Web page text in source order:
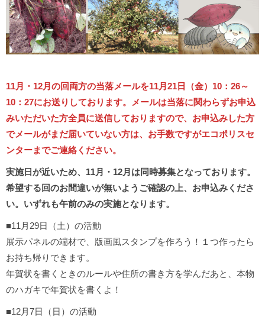
11月・12月の回両方の当落メールを11月21日（金）10：26～
10：27にお送りしております。
メールは当落に関わらずお申込
みいただいた方全員に送信しておりますので、お申込みした方
でメールがまだ届いていない方は、お手数ですがエコポリスセ
ンターまでご連絡ください。
実施日が近いため、11月・12月は同時募集となっております。
希望する回のお間違いが無いようご確認の上、お申込みくださ
い。いずれも午前のみの実施となります。
■11月29日（土）の活動
展示パネルの端材で、版画風スタンプを作ろう！１つ作ったら
お持ち帰りできます。
年賀状を書くときのルールや住所の書き方を学んだあと、本物
のハガキで年賀状を書くよ！
■12月7日（日）の活動